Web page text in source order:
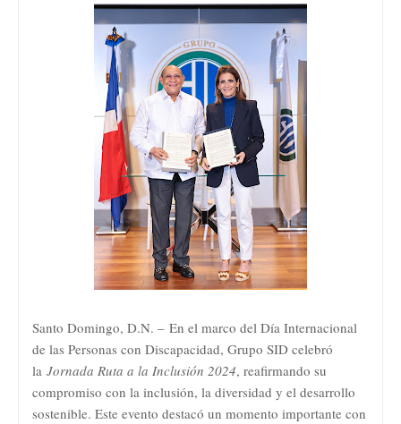
Santo Domingo, D.N. – En el marco del Día Internacional
de las Personas con Discapacidad, Grupo SID celebró
la Jornada Ruta a la Inclusión 2024, reafirmando su
compromiso con la inclusión, la diversidad y el desarrollo
sostenible. Este evento destacó un momento importante con